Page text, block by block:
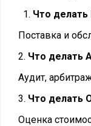
Что
Поставка и
2. Что делать
Аудит,
3. Что делать
Оценка